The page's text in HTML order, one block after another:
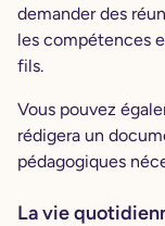
demander des
les compétences
fils.
Vous pouvez
rédigera un
pédagogiques
La vie